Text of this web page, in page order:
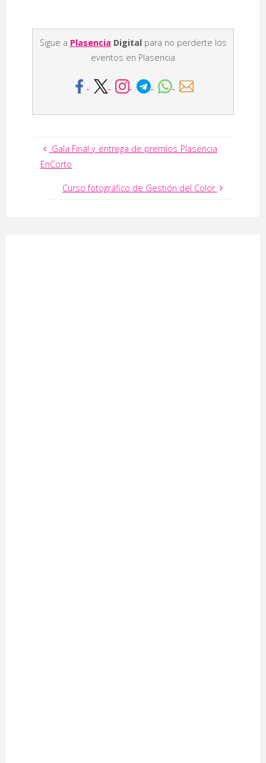
Sigue a Plasencia Digitalpara no perderte los
eventos en Plasencia
Gala Final y entrega de premios Plasencia
EnCorto
Curso fotográfico de Gestión del Color